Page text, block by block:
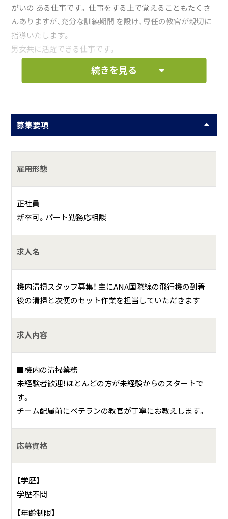
がいの ある仕事です。 仕事をする上で覚えることもたくさ
んありますが、充分な訓練期間 を設け、専任の教官が親切に
指導いたします。
男女共に活躍できる仕事です。
お仕事の一例として、以下のような業務を想定し
客室内の清掃とセットアップ業務全般
空港内での車両の運転
何をしている会社？
成田国際空港で空港グランドサービス業務を行っています。
具体的には？
到着した飛行機の客室の清掃と同時に次のフライトのお客
様のための座席のセットアップを行います。
実際に搭乗するお客様と接する機会はほとんどありません
ています。
続きを見る
募集要項
雇用形態
正社員
新卒可。パート勤務応相談
求人名
機内清掃スタッフ募集！ 主にANA国際線の飛行機の到着
後の清掃と次便のセット作業を担当していただきます
求人内容
■機内の清掃業務
未経験者歓迎！ほとんどの方が未経験からのスタートで
す。
チーム配属前にベテランの教官が丁寧にお教えします。
応募資格
【学歴】
学歴不問
【年齢制限】